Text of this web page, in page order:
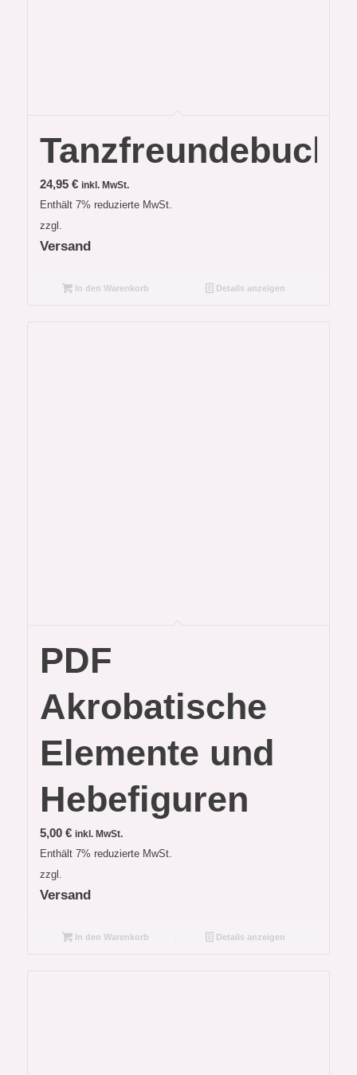
Tanzfreundebuch
24,95 € inkl. MwSt.
Enthält 7% reduzierte MwSt.
zzgl.
Versand
In den Warenkorb Details anzeigen
PDF
Akrobatische
Elemente und
Hebefiguren
5,00 € inkl. MwSt.
Enthält 7% reduzierte MwSt.
zzgl.
Versand
In den Warenkorb Details anzeigen